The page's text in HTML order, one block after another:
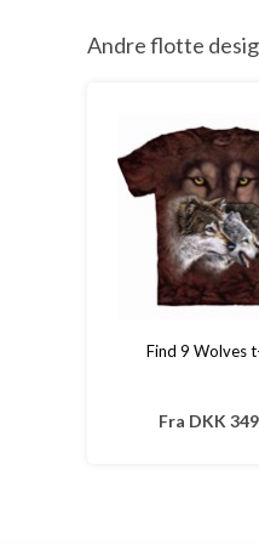
Andre flotte
Find 9 Wolves
Fra DKK